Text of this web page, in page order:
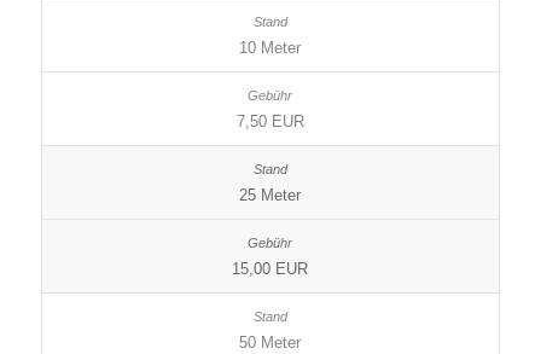
10 Meter
7,50 EUR
25 Meter
15,00 EUR
50 Meter